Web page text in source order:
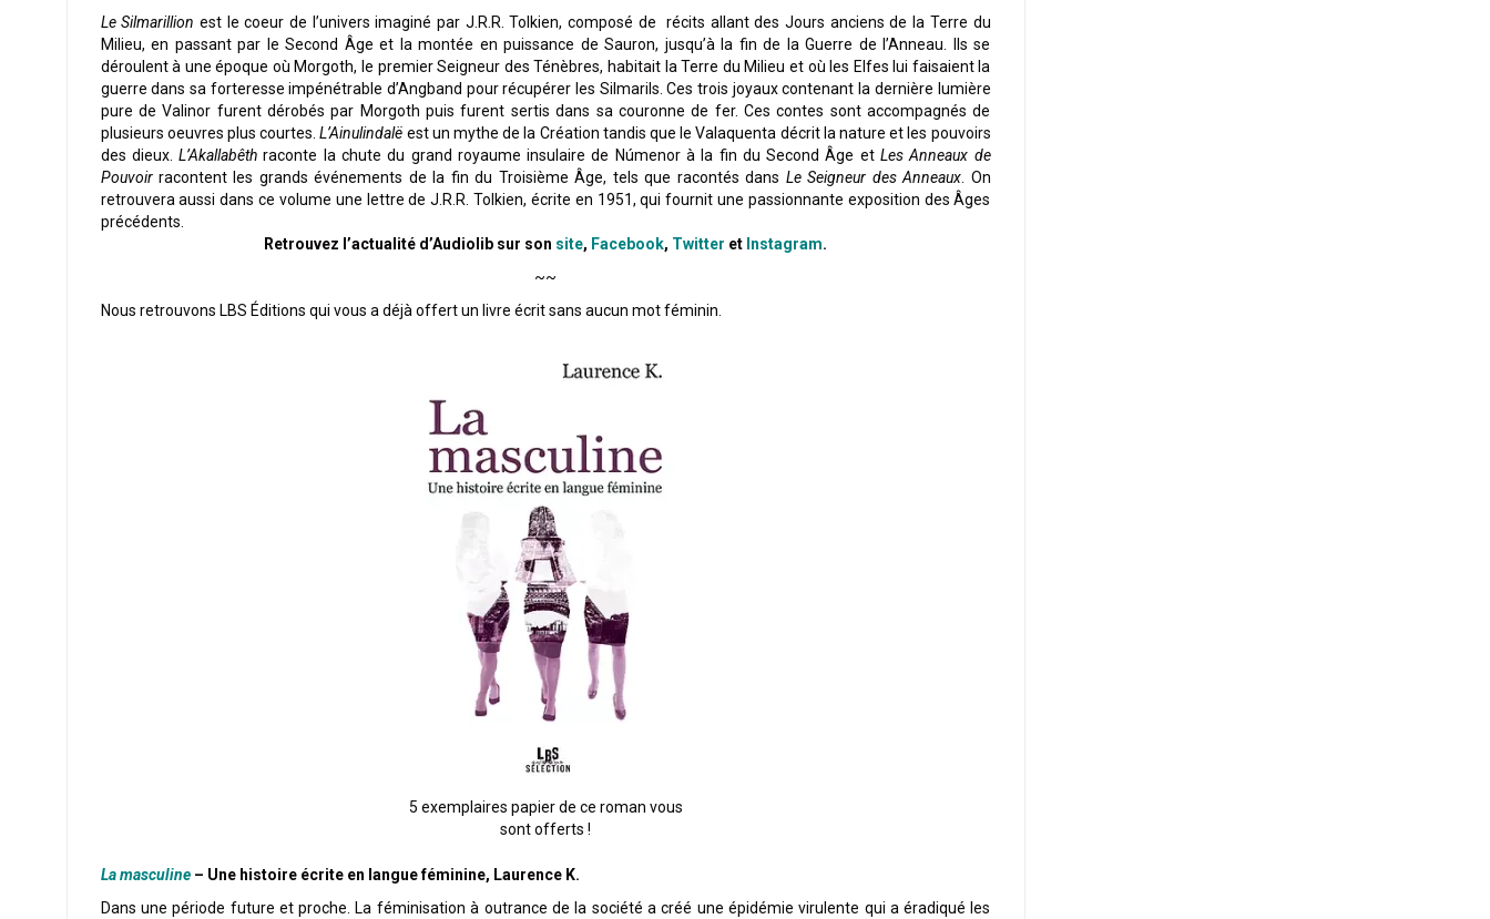
Le Silmarillion est le coeur de l’univers imaginé par J.R.R. Tolkien, composé de récits allant des Jours anciens de la Terre du
Milieu, en passant par le Second Âge et la montée en puissance de Sauron, jusqu’à la fin de la Guerre de l’Anneau. Ils se
déroulent à une époque où Morgoth, le premier Seigneur des Ténèbres, habitait la Terre du Milieu et où les Elfes lui faisaient la
guerre dans sa forteresse impénétrable d’Angband pour récupérer les Silmarils. Ces trois joyaux contenant la dernière lumière
pure de Valinor furent dérobés par Morgoth puis furent sertis dans sa couronne de fer. Ces contes sont accompagnés de
plusieurs oeuvres plus courtes.L’Ainulindalë est un mythe de la Création tandis que le Valaquenta décrit la nature et les pouvoirs
des dieux. L’Akallabêth raconte la chute du grand royaume insulaire de Númenor à la fin du Second Âge et Les Anneaux de
Pouvoirracontent les grands événements de la fin du Troisième Âge, tels que racontés dans Le Seigneur des Anneaux. On
retrouvera aussi dans ce volume une lettre de J.R.R. Tolkien, écrite en 1951, qui fournit une passionnante exposition des Âges
précédents.
Retrouvez l’actualité d’Audiolib sur son site, Facebook, Twitter et Instagram.
~~
Nous retrouvons LBS Éditions qui vous a déjà offert un livre écrit sans aucun mot féminin.
5 exemplaires papier de ce roman vous
sont offerts !
La masculine– Une histoire écrite en langue féminine, Laurence K.
Dans une période future et proche. La féminisation à outrance de la société a créé une épidémie virulente qui a éradiqué les